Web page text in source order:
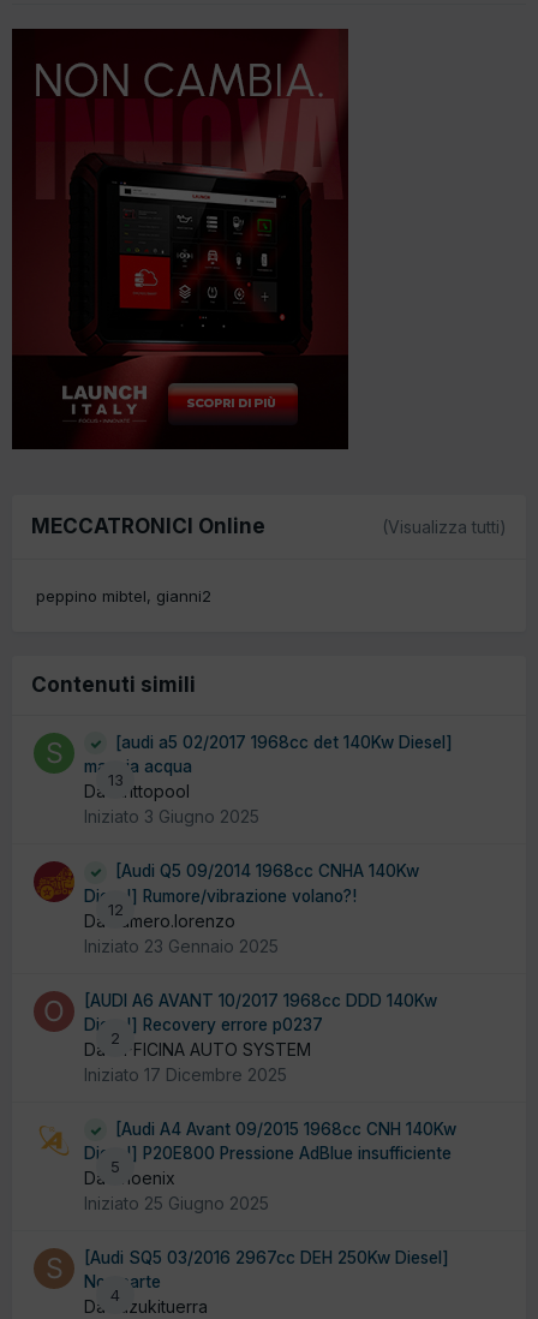
MECCATRONICI Online (Visualizza tutti)
peppino mibtel gianni2
Contenuti simili
13
[audi a5 02/2017 1968cc det 140Kw Diesel]
mangia acqua
Da strittopool
Iniziato 3 Giugno 2025
12
[Audi Q5 09/2014 1968cc CNHA 140Kw
Diesel] Rumore/vibrazione volano?!
Da cumero.lorenzo
Iniziato 23 Gennaio 2025
2
[AUDI A6 AVANT 10/2017 1968cc DDD 140Kw
Diesel] Recovery errore p0237
Da OFFICINA AUTO SYSTEM
Iniziato 17 Dicembre 2025
5
[Audi A4 Avant 09/2015 1968cc CNH 140Kw
Diesel] P20E800 Pressione AdBlue insufficiente
Da Phoenix
Iniziato 25 Giugno 2025
4
[Audi SQ5 03/2016 2967cc DEH 250Kw Diesel]
Non parte
Da suzukituerra